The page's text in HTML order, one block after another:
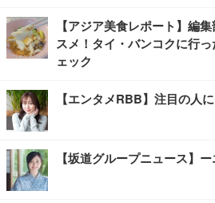
【アジア美食レポート】編
スメ！タイ・バンコクに行
ェック
【エンタメRBB】注目の人
【坂道グループニュース】